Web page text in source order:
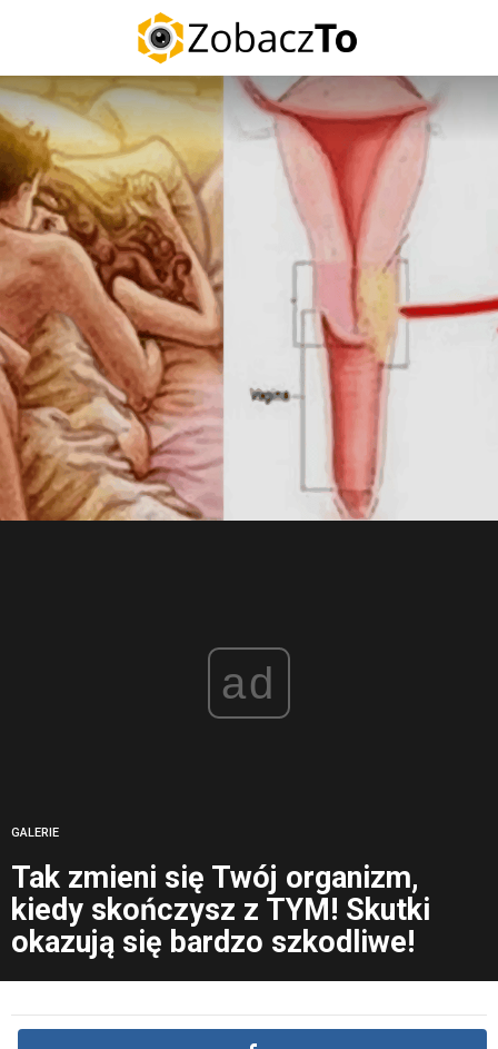
ad
GALERIE
Tak zmieni się Twój organizm,
kiedy skończysz z TYM! Skutki
okazują się bardzo szkodliwe!